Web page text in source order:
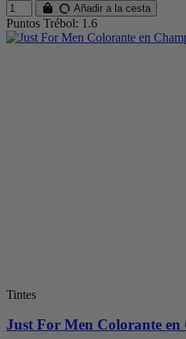
Añadir a la cesta
Puntos Trébol: 1.6
Tintes
Just For Men Colorante en